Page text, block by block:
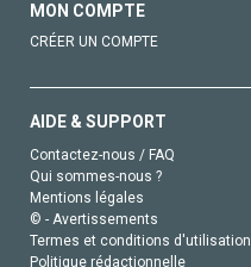
MON COMPTE
CRÉER UN COMPTE
AIDE & SUPPORT
Contactez-nous / FAQ
Qui sommes-nous ?
Mentions légales
© - Avertissements
Termes et conditions d'utilisation
Politique rédactionnelle